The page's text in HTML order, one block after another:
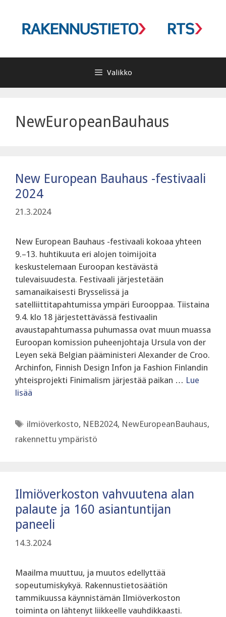
Valikko
NewEuropeanBauhaus
New European Bauhaus -festivaali
2024
21.3.2024
New European Bauhaus -festivaali kokoaa yhteen
9.–13. huhtikuuta eri alojen toimijoita
keskustelemaan Euroopan kestävästä
tulevaisuudesta. Festivaali järjestetään
samanaikaisesti Brysselissä ja
satelliittitapahtumissa ympäri Eurooppaa. Tiistaina
9.4. klo 18 järjestettävässä festivaalin
avaustapahtumassa puhumassa ovat muun muassa
Euroopan komission puheenjohtaja Ursula von der
Leyen sekä Belgian pääministeri Alexander de Croo.
Archinfon, Finnish Design Infon ja Fashion Finlandin
yhteisprojekti Finimalism järjestää paikan … Lue
lisää
Avainsanat
ilmiöverkosto, NEB2024, NewEuropeanBauhaus,
rakennettu ympäristö
Ilmiöverkoston vahvuutena alan
palaute ja 160 asiantuntijan
paneeli
14.3.2024
Maailma muuttuu, ja muutos edellyttää
sopeutumiskykyä. Rakennustietosäätiön
tammikuussa käynnistämän Ilmiöverkoston
toiminta on lähtenyt liikkeelle vauhdikkaasti.